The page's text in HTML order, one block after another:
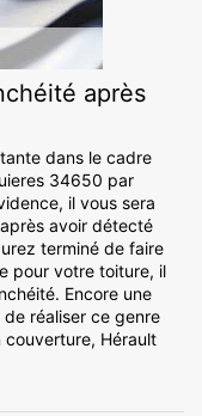
après
dans le cadre
34650 par
il vous sera
avoir détecté
terminé de faire
pour votre toiture, il
Encore une
réaliser ce genre
couverture, Hérault